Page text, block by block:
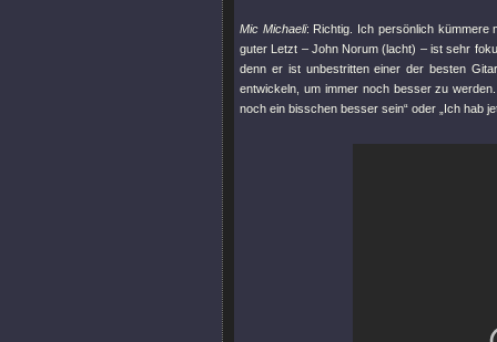
Mic Michaeli: Richtig. Ich persönlich kümmere
guter Letzt – John Norum (lacht) – ist sehr
denn er ist unbestritten einer der besten
entwickeln, um immer noch besser zu
noch ein bisschen besser sein“ oder „Ich hab